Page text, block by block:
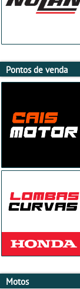
Pontos de venda
Motos